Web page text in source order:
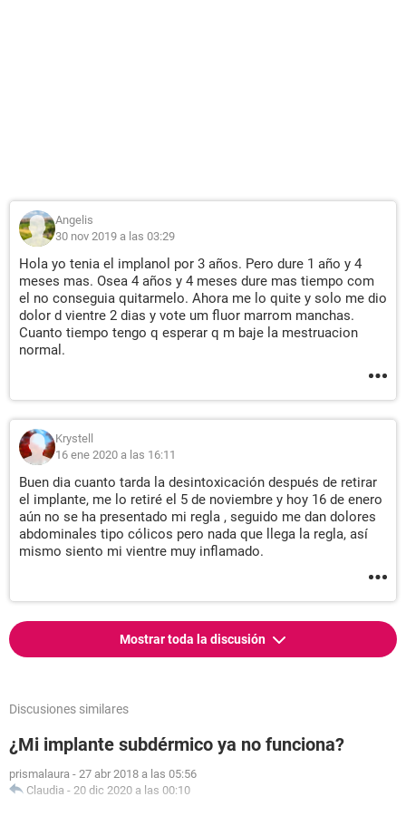
Angelis
30 nov 2019 a las 03:29
Hola yo tenia el implanol por 3 años. Pero dure 1 año y 4
meses mas. Osea 4 años y 4 meses dure mas tiempo com
el no conseguia quitarmelo. Ahora me lo quite y solo me dio
dolor d vientre 2 dias y vote um fluor marrom manchas.
Cuanto tiempo tengo q esperar q m baje la mestruacion
normal.
Krystell
16 ene 2020 a las 16:11
Buen dia cuanto tarda la desintoxicación después de retirar
el implante, me lo retiré el 5 de noviembre y hoy 16 de enero
aún no se ha presentado mi regla , seguido me dan dolores
abdominales tipo cólicos pero nada que llega la regla, así
mismo siento mi vientre muy inflamado.
Mostrar toda la discusión
Discusiones similares
¿Mi implante subdérmico ya no funciona?
prismalaura - 27 abr 2018 a las 05:56
Claudia - 20 dic 2020 a las 00:10